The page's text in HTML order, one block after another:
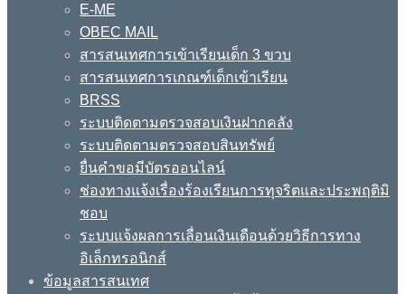
E-ME
OBEC MAIL
สารสนเทศการเข้าเรียนเด็ก 3 ขวบ
สารสนเทศการเกณฑ์เด็กเข้าเรียน
BRSS
ระบบติดตามตรวจสอบเงินฝากคลัง
ระบบติดตามตรวจสอบสินทรัพย์
ยื่นคำขอมีบัตรออนไลน์
ช่องทางแจ้งเรื่องร้องเรียนการทุจริตและประพฤติมิ
ชอบ
ระบบแจ้งผลการเลื่อนเงินเดือนด้วยวิธีการทาง
อิเล็กทรอนิกส์
ข้อมูลสารสนเทศ